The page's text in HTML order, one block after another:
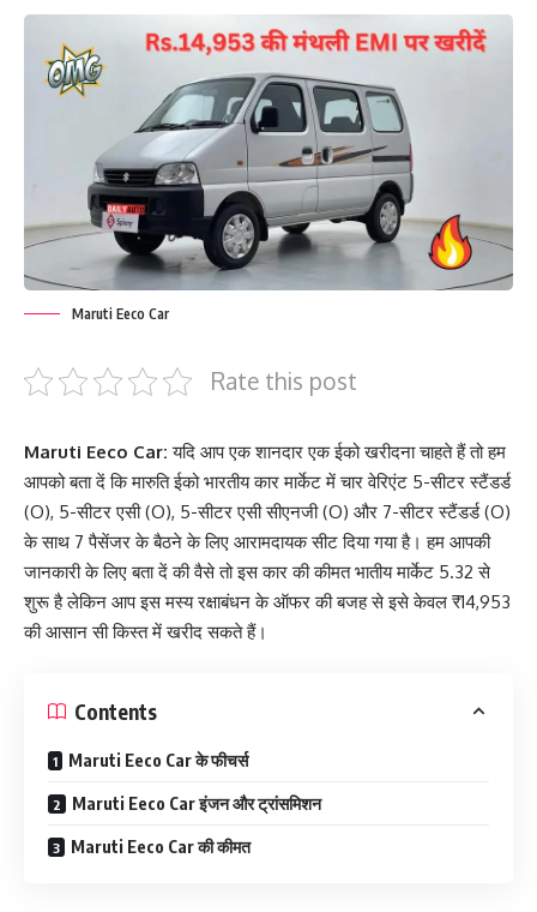
Maruti Eeco Car
Rate this post
Maruti Eeco Car:यदि आप एक शानदार एक ईको खरीदना चाहते हैं तो हम
आपको बता दें कि मारुति ईको भारतीय कार मार्केट में चार वेरिएंट 5-सीटर स्टैंडर्ड
(O), 5-सीटर एसी (O), 5-सीटर एसी सीएनजी (O) और 7-सीटर स्टैंडर्ड (O)
के साथ 7 पैसेंजर के बैठने के लिए आरामदायक सीट दिया गया है। हम आपकी
जानकारी के लिए बता दें की वैसे तो इस कार की कीमत भातीय मार्केट 5.32 से
शुरू है लेकिन आप इस मस्य रक्षाबंधन के ऑफर की बजह से इसे केवल ₹14,953
की आसान सी किस्त में खरीद सकते हैं।
Contents
Maruti Eeco Car के फीचर्स
Maruti Eeco Car इंजन और ट्रांसमिशन
Maruti Eeco Car की कीमत